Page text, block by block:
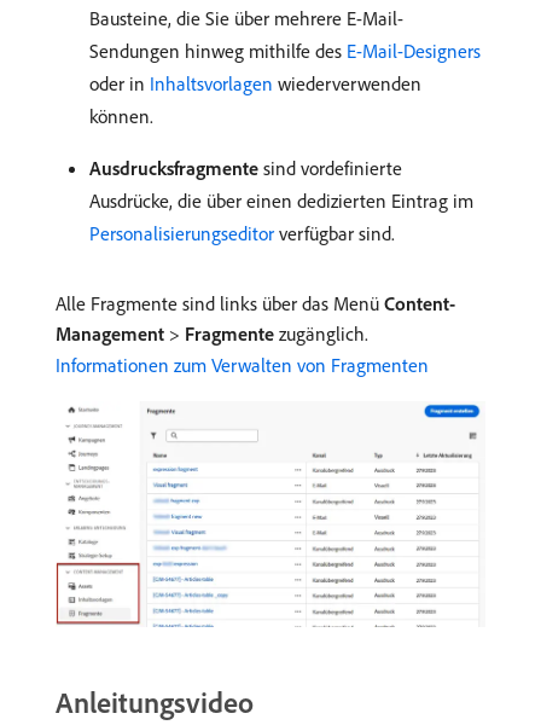
Bausteine, die Sie über mehrere E-Mail-
Sendungen hinweg mithilfe des E-Mail-Designers
oder in Inhaltsvorlagen wiederverwenden
können.
Ausdrucksfragmente sind vordefinierte
Ausdrücke, die über einen dedizierten Eintrag im
Personalisierungseditor verfügbar sind.
Alle Fragmente sind links über das Menü Content-
Management > Fragmente zugänglich.
Informationen zum Verwalten von Fragmenten
Anleitungsvideo